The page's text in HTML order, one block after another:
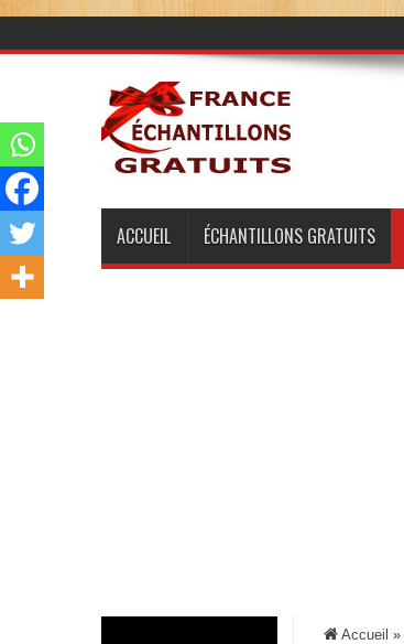
ACCUEIL ÉCHANTILLONS GRATUITS
Accueil »